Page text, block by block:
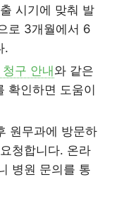
시기에 맞춰 발
로 3개월에서 6
.
구 안내와 같은
확인하면 도움이
원무과에 방문하
청합니다. 온라
병원 문의를 통